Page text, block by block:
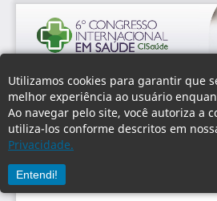
Utilizamos cookies para garantir que
melhor experiência ao usuário
Ao navegar pelo site, você autoriza a
utiliza-los conforme descritos em
Privacidade.
Entendi!